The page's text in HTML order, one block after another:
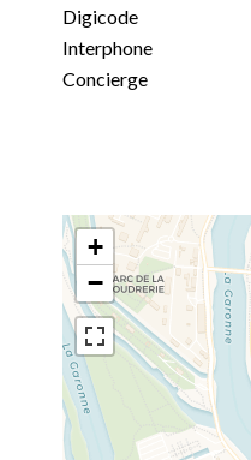
Digicode
Interphone
Concierge
+
−